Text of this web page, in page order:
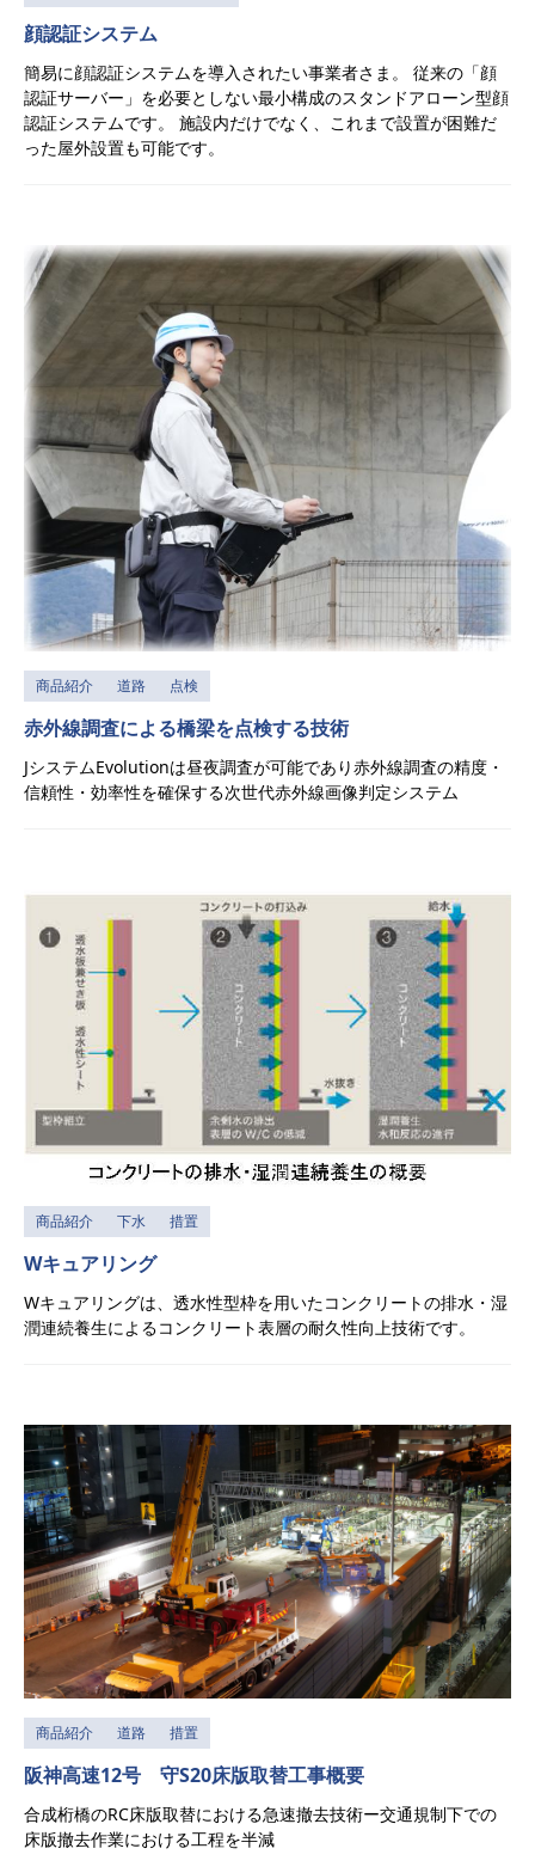
顔認証システム
簡易に顔認証システムを導入されたい事業者さま。 従来の「顔
認証サーバー」を必要としない最小構成のスタンドアローン型顔
認証システムです。 施設内だけでなく、これまで設置が困難だ
った屋外設置も可能です。
商品紹介 道路 点検
赤外線調査による橋梁を点検する技術
JシステムEvolutionは昼夜調査が可能であり赤外線調査の精度・
信頼性・効率性を確保する次世代赤外線画像判定システム
商品紹介 下水 措置
Wキュアリング
Wキュアリングは、透水性型枠を用いたコンクリートの排水・湿
潤連続養生によるコンクリート表層の耐久性向上技術です。
商品紹介 道路 措置
阪神高速12号 守S20床版取替工事概要
合成桁橋のRC床版取替における急速撤去技術ー交通規制下での
床版撤去作業における工程を半減